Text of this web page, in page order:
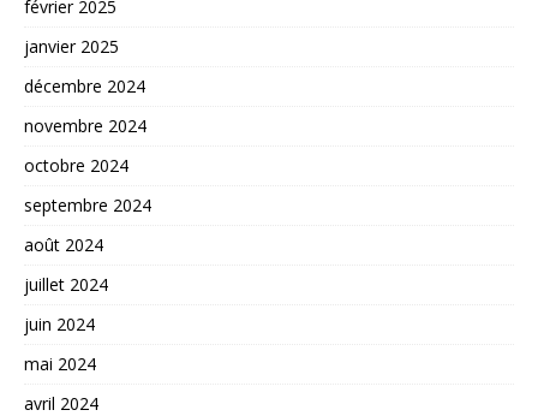
février 2025
janvier 2025
décembre 2024
novembre 2024
octobre 2024
septembre 2024
août 2024
juillet 2024
juin 2024
mai 2024
avril 2024